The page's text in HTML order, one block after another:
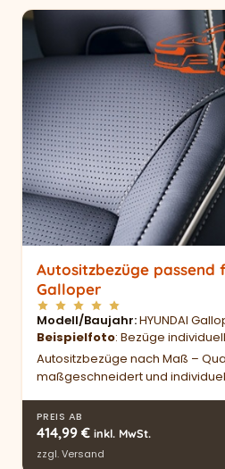
Autositzbezüge passend
Galloper
Modell/Baujahr HYUNDAI
Beispielfoto: Bezüge
Autositzbezüge nach Maß –
maßgeschneidert und
PREIS AB
414,99 € inkl. MwSt.
zzgl.Versand